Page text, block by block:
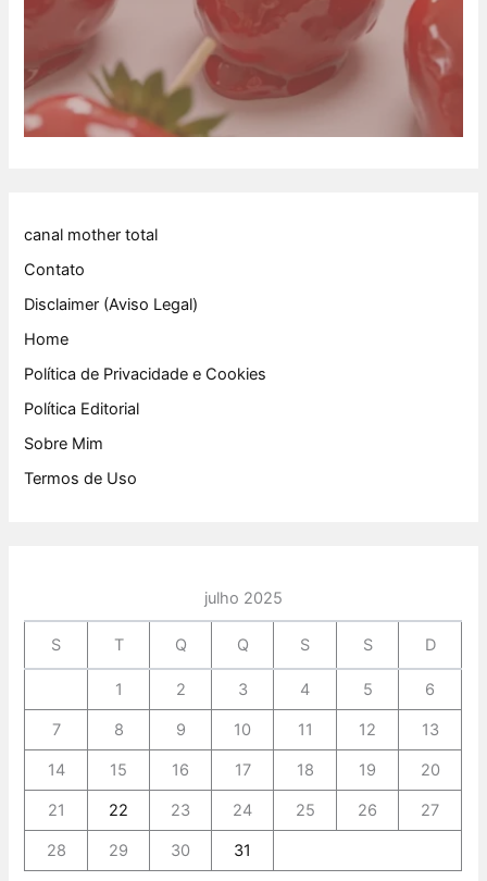
canal mother total
Contato
Disclaimer (Aviso Legal)
Home
Política de Privacidade e Cookies
Política Editorial
Sobre Mim
Termos de Uso
julho 2025
S T Q Q S S D
1 2 3 4 5 6
7 8 9 10 11 12 13
14 15 16 17 18 19 20
21 22 23 24 25 26 27
28 29 30 31